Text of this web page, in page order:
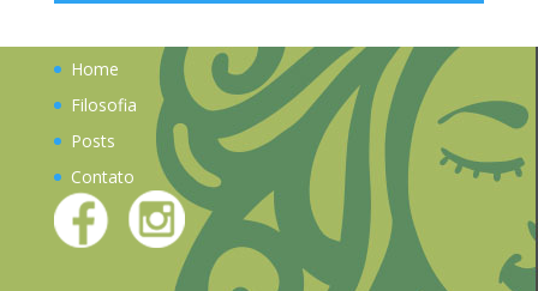
Home
Filosofia
Posts
Contato